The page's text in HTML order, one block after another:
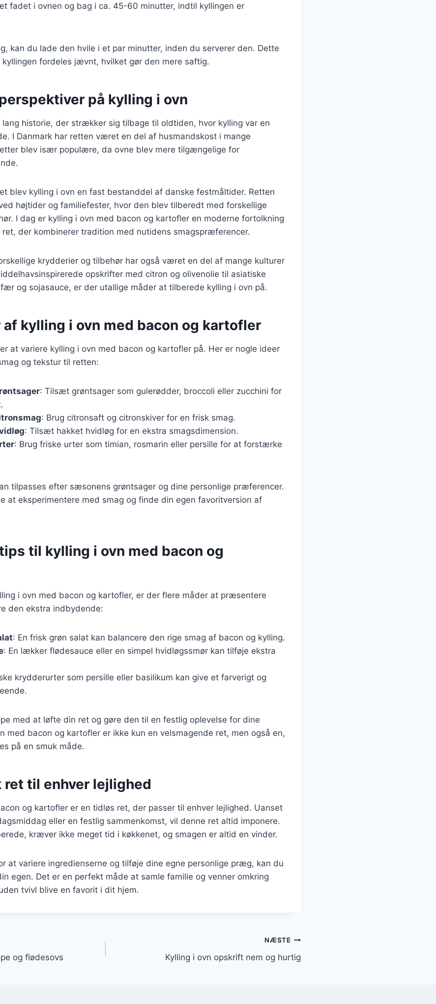
fadet i ovnen og bag i ca. 45-60 minutter, indtil kyllingen er
kan du lade den hvile i et par minutter, inden du serverer den. Dette
kyllingen fordeles jævnt, hvilket gør den mere saftig.
på kylling i ovn
lang historie, der strækker sig tilbage til oldtiden, hvor kylling var en
I Danmark har retten været en del af husmandskost i mange
blev især populære, da ovne blev mere tilgængelige for
blev kylling i ovn en fast bestanddel af danske festmåltider. Retten
højtider og familiefester, hvor den blev tilberedt med forskellige
I dag er kylling i ovn med bacon og kartofler en moderne fortolkning
ret, der kombinerer tradition med nutidens smagspræferencer.
krydderier og tilbehør har også været en del af mange kulturer
opskrifter med citron og olivenolie til asiatiske
og sojasauce, er der utallige måder at tilberede kylling i ovn på.
kylling i ovn med bacon og kartofler
at variere kylling i ovn med bacon og kartofler på. Her er nogle ideer
og tekstur til retten:
: Tilsæt grøntsager som gulerødder, broccoli eller zucchini for
: Brug citronsaft og citronskiver for en frisk smag.
: Tilsæt hakket hvidløg for en ekstra smagsdimension.
: Brug friske urter som timian, rosmarin eller persille for at forstærke
tilpasses efter sæsonens grøntsager og dine personlige præferencer.
at eksperimentere med smag og finde din egen favoritversion af
til kylling i ovn med bacon og
i ovn med bacon og kartofler, er der flere måder at præsentere
den ekstra indbydende:
: En frisk grøn salat kan balancere den rige smag af bacon og kylling.
: En lækker flødesauce eller en simpel hvidløgssmør kan tilføje ekstra
krydderurter som persille eller basilikum kan give et farverigt og
med at løfte din ret og gøre den til en festlig oplevelse for dine
med bacon og kartofler er ikke kun en velsmagende ret, men også en,
på en smuk måde.
ret til enhver lejlighed
og kartofler er en tidløs ret, der passer til enhver lejlighed. Uanset
eller en festlig sammenkomst, vil denne ret altid imponere.
kræver ikke meget tid i køkkenet, og smagen er altid en vinder.
at variere ingredienserne og tilføje dine egne personlige præg, kan du
egen. Det er en perfekt måde at samle familie og venner omkring
tvivl blive en favorit i dit hjem.
og flødesovs
NÆSTE
Kylling i ovn opskrift nem og hurtig